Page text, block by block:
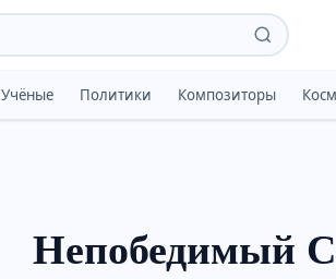
Учёные Политики Композиторы
Непобедимый